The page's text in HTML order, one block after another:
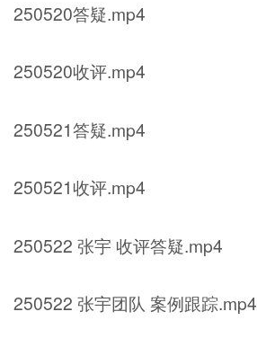
250520答疑.mp4
250520收评.mp4
250521答疑.mp4
250521收评.mp4
250522 张宇 收评答疑.mp4
250522 张宇团队 案例跟踪.mp4